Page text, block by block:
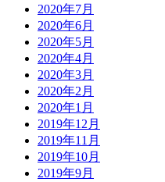
2020年7月
2020年6月
2020年5月
2020年4月
2020年3月
2020年2月
2020年1月
2019年12月
2019年11月
2019年10月
2019年9月